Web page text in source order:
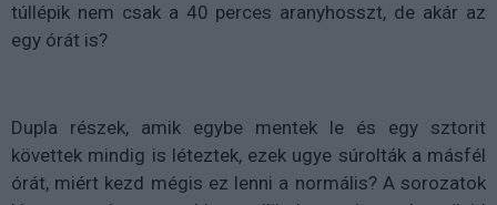
túllépik nem csak a 40 perces aranyhosszt, de akár az
egy órát is?
Dupla részek, amik egybe mentek le és egy sztorit
követtek mindig is léteztek, ezek ugye súrolták a másfél
órát, miért kezd mégis ez lenni a normális? A sorozatok